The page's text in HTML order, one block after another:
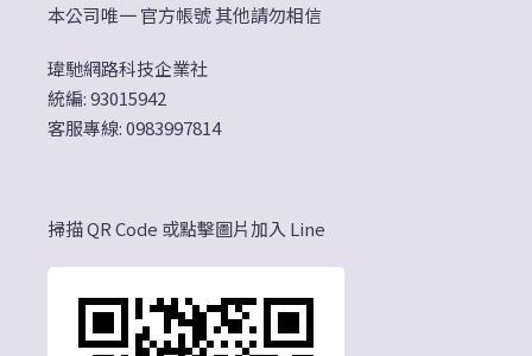
本公司唯一 官方帳號 其他請勿相信
瑋馳網路科技企業社
統編: 93015942
客服專線: 0983997814
掃描 QR Code 或點擊圖片加入 Line